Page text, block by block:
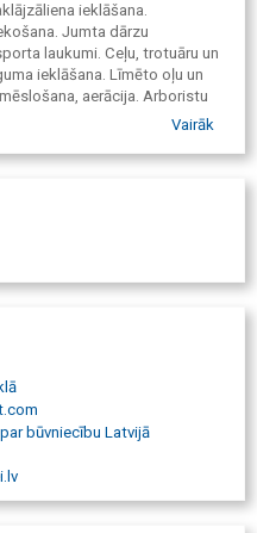
ieklāšana.
Jumta dārzu
laukumi. Ceļu, trotuāru un
ieklāšana. Līmēto oļu un
aerācija. Arboristu
Dižstādu piegāde, stādīšana.
aku vāki zālienam un
no plakanajiem jumtiem.
Vairāk
būvniecību Latvijā